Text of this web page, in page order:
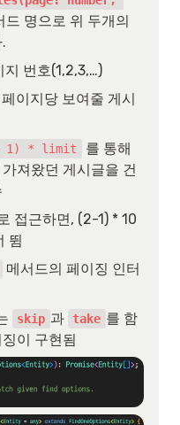
드 명으로 위 두개의
지 번호(1,2,3,…)
이지당 보여줄 게시
1) * limit
를 통해
져왔던 게시글을 건
접근하면, (2-1) * 10
뜀
메서드의 페이징 인터
skip 과 take 를 함
이 구현됨